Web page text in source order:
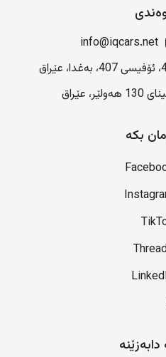
info@iqcars.net
بکە